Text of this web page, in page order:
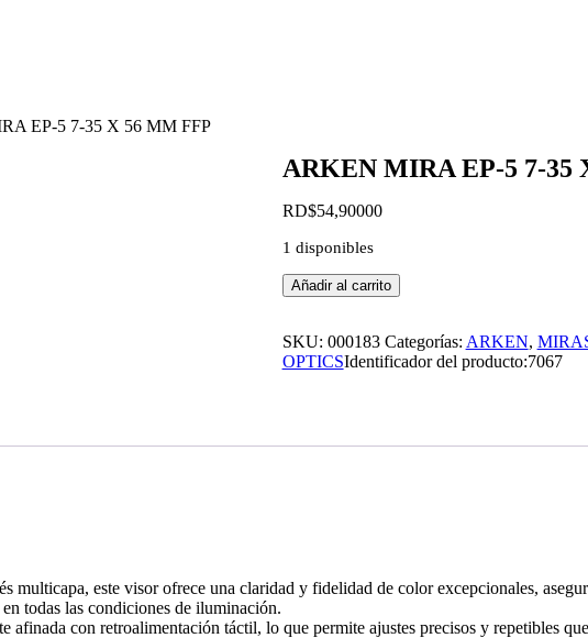
EP-5 7-35 X 56 MM FFP
ARKEN MIRA EP-5 7-35
RD$54,90000
1 disponibles
ARKEN
MIRA
5
7-
Añadir al carrito
SKU: 000183 Categorías: ARKEN,
OPTICSIdentificador del producto:7067
este visor ofrece una claridad y fidelidad de color excepcionales,
todas las condiciones de iluminación.
afinada con retroalimentación táctil, lo que permite ajustes precisos y repetibles